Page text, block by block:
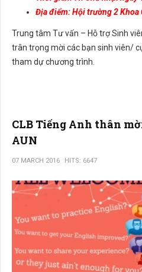
Địa điểm: Hội trường 2 Khoa
Trung tâm Tư vấn – Hỗ trợ Sinh
trân trọng mời các bạn sinh viên/
tham dự chương trình.
CLB Tiếng Anh thân
AUN
07 MARCH 2016 HITS: 6647